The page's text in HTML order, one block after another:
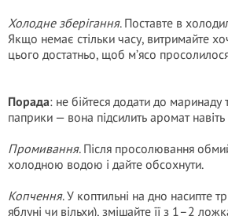
Холодне зберігання. Поставте в
Якщо немає стільки часу, витримайте
цього достатньо, щоб м’ясо
Порада: не бійтеся додати до маринаду
паприки — вона підсилить аромат
Промивання. Після просолювання
холодною водою і дайте обсохнути.
Копчення. У коптильні на дно насипте
яблуні чи вільхи), змішайте її з 1–2